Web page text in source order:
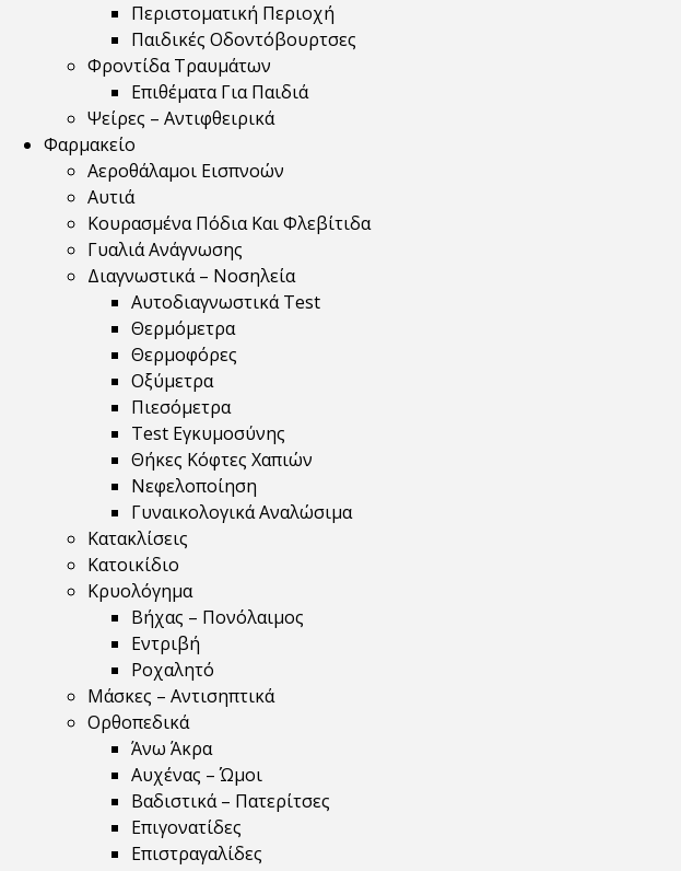
Περιστοματική Περιοχή
Παιδικές Οδοντόβουρτσες
Φροντίδα Τραυμάτων
Επιθέματα Για Παιδιά
Ψείρες – Αντιφθειρικά
Φαρμακείο
Αεροθάλαμοι Εισπνοών
Αυτιά
Κουρασμένα Πόδια Και Φλεβίτιδα
Γυαλιά Ανάγνωσης
Διαγνωστικά – Νοσηλεία
Αυτοδιαγνωστικά Test
Θερμόμετρα
Θερμοφόρες
Οξύμετρα
Πιεσόμετρα
Test Εγκυμοσύνης
Θήκες Κόφτες Χαπιών
Νεφελοποίηση
Γυναικολογικά Αναλώσιμα
Κατακλίσεις
Κατοικίδιο
Κρυολόγημα
Βήχας – Πονόλαιμος
Εντριβή
Ροχαλητό
Μάσκες – Αντισηπτικά
Ορθοπεδικά
Άνω Άκρα
Αυχένας – Ώμοι
Βαδιστικά – Πατερίτσες
Επιγονατίδες
Επιστραγαλίδες